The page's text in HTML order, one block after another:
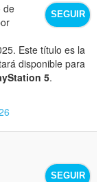
SEGUIR
de
Este título es la
disponible para
5.
SEGUIR